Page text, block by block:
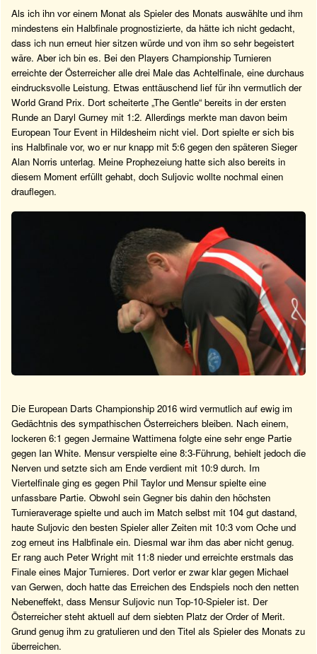
Als ich ihn vor einem Monat als Spieler des Monats auswählte und ihm
mindestens ein Halbfinale prognostizierte, da hätte ich nicht gedacht,
dass ich nun erneut hier sitzen würde und von ihm so sehr begeistert
wäre. Aber ich bin es. Bei den Players Championship Turnieren
erreichte der Österreicher alle drei Male das Achtelfinale, eine durchaus
eindrucksvolle Leistung. Etwas enttäuschend lief für ihn vermutlich der
World Grand Prix. Dort scheiterte „The Gentle“ bereits in der ersten
Runde an Daryl Gurney mit 1:2. Allerdings merkte man davon beim
European Tour Event in Hildesheim nicht viel. Dort spielte er sich bis
ins Halbfinale vor, wo er nur knapp mit 5:6 gegen den späteren Sieger
Alan Norris unterlag. Meine Prophezeiung hatte sich also bereits in
diesem Moment erfüllt gehabt, doch Suljovic wollte nochmal einen
drauflegen.
Die European Darts Championship 2016 wird vermutlich auf ewig im
Gedächtnis des sympathischen Österreichers bleiben. Nach einem,
lockeren 6:1 gegen Jermaine Wattimena folgte eine sehr enge Partie
gegen Ian White. Mensur verspielte eine 8:3-Führung, behielt jedoch die
Nerven und setzte sich am Ende verdient mit 10:9 durch. Im
Viertelfinale ging es gegen Phil Taylor und Mensur spielte eine
unfassbare Partie. Obwohl sein Gegner bis dahin den höchsten
Turnieraverage spielte und auch im Match selbst mit 104 gut dastand,
haute Suljovic den besten Spieler aller Zeiten mit 10:3 vom Oche und
zog erneut ins Halbfinale ein. Diesmal war ihm das aber nicht genug.
Er rang auch Peter Wright mit 11:8 nieder und erreichte erstmals das
Finale eines Major Turnieres. Dort verlor er zwar klar gegen Michael
van Gerwen, doch hatte das Erreichen des Endspiels noch den netten
Nebeneffekt, dass Mensur Suljovic nun Top-10-Spieler ist. Der
Österreicher steht aktuell auf dem siebten Platz der Order of Merit.
Grund genug ihm zu gratulieren und den Titel als Spieler des Monats zu
überreichen.